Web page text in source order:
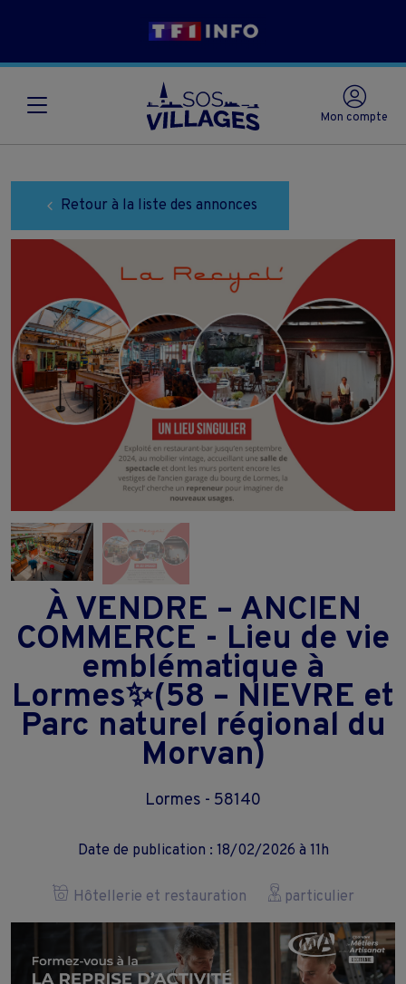
Mon compte
Retour à la liste des annonces
À VENDRE – ANCIEN
COMMERCE - Lieu de vie
emblématique à
Lormes✨(58 – NIEVRE et
Parc naturel régional du
Morvan)
Lormes - 58140
Date de publication : 18/02/2026 à 11h
Hôtellerie et restauration particulier